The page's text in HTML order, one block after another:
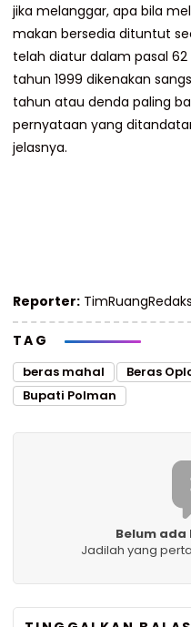
jika melanggar, apa bila
makan bersedia dituntut
telah diatur dalam pasal
tahun 1999 dikenakan
tahun atau denda paling
pernyataan yang
jelasnya.
Reporter:
TAG
beras mahal Beras
Bupati Polman
Belum
Jadilah yang